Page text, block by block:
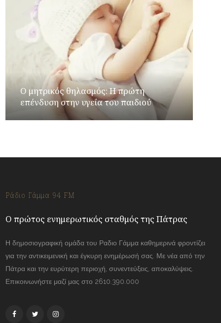
Ο μητρικός θηλασμός: Η πρώτη
επένδυση στην υγεία του παιδιού
Ράδιο Γάμμα 94 FM
Ο πρώτος ενημερωτικός σταθμός της Πάτρας
Η δημοσιογραφική ομάδα του Ραδιο Γάμμα καθημερινά φροντίζει
για την αντικειμενική και έγκυρη ενημέρωσή σας. Με νέα από την
Πάτρα και την ευρύτερη περιοχή, συνεντεύξεις, αποκαλύψεις.
Επικοινωνήστε μαζί μας στο 2610.390.000